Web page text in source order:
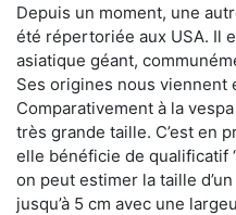
Depuis un moment, une
été répertoriée aux USA. Il
asiatique géant,
Ses origines nous viennent
Comparativement à la
très grande taille. C’est en
elle bénéficie de qualificatif
on peut estimer la taille
jusqu’à 5 cm avec une